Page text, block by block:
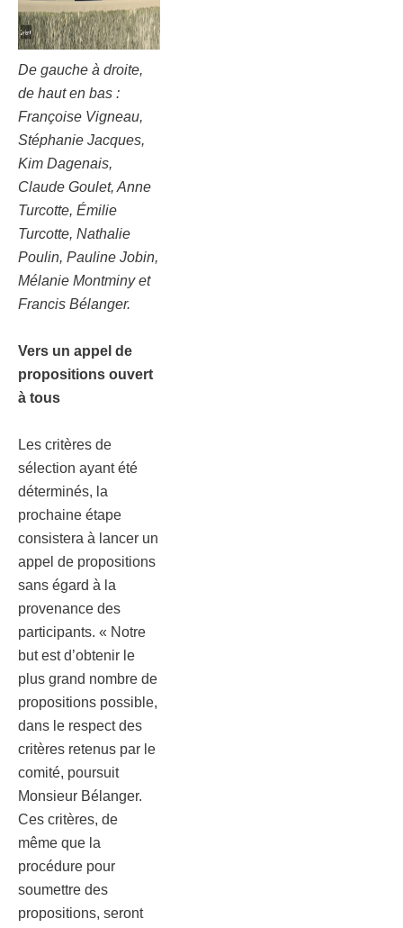
De gauche à droite,
de haut en bas :
Françoise Vigneau,
Stéphanie Jacques,
Kim Dagenais,
Claude Goulet, Anne
Turcotte, Émilie
Turcotte, Nathalie
Poulin, Pauline Jobin,
Mélanie Montminy et
Francis Bélanger.
Vers un appel de
propositions ouvert
à tous
Les critères de
sélection ayant été
déterminés, la
prochaine étape
consistera à lancer un
appel de propositions
sans égard à la
provenance des
participants. « Notre
but est d’obtenir le
plus grand nombre de
propositions possible,
dans le respect des
critères retenus par le
comité, poursuit
Monsieur Bélanger.
Ces critères, de
même que la
procédure pour
soumettre des
propositions, seront